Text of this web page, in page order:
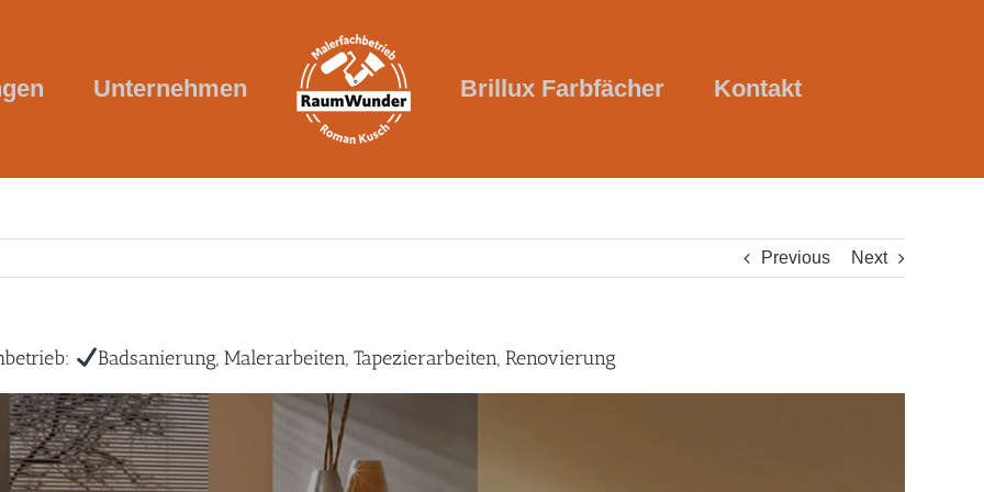
Unternehmen Brillux Farbfächer Kontakt
Previous Next
Badsanierung, Malerarbeiten, Tapezierarbeiten, Renovierung